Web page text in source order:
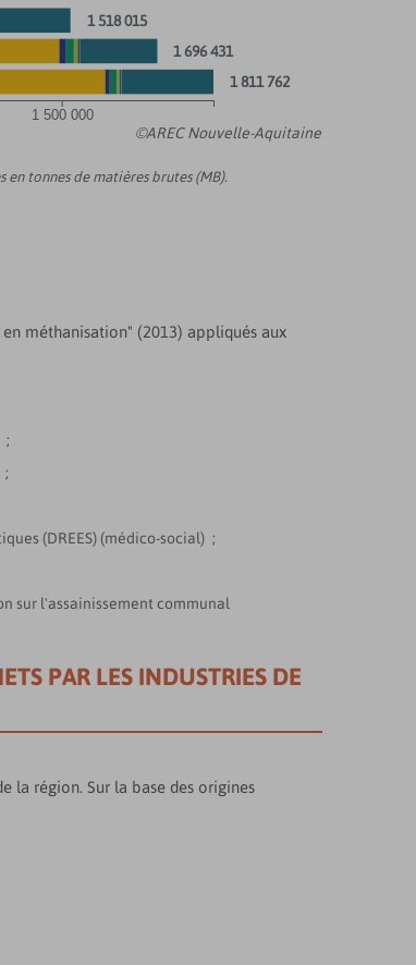
©AREC Nouvelle-Aquitaine
1 500 000
1 518 015
1 696 431
1 811 762
en tonnes de matières brutes (MB).
méthanisation" (2013) appliqués aux
;
;
(DREES) (médico-social) ;
sur l'assainissement communal
PAR LES INDUSTRIES DE
la région. Sur la base des origines